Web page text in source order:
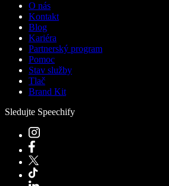
O nás
Kontakt
Blog
Kariéra
Partnerský program
Pomoc
Stav služby
Tlač
Brand Kit
Sledujte Speechify